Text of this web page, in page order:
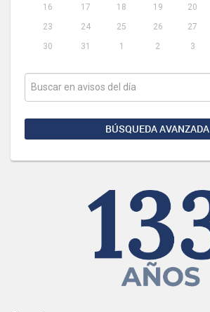
16
17 18 19 20
23
24 25 26 27
30
31 1 2 3
BÚSQUEDA AVANZADA